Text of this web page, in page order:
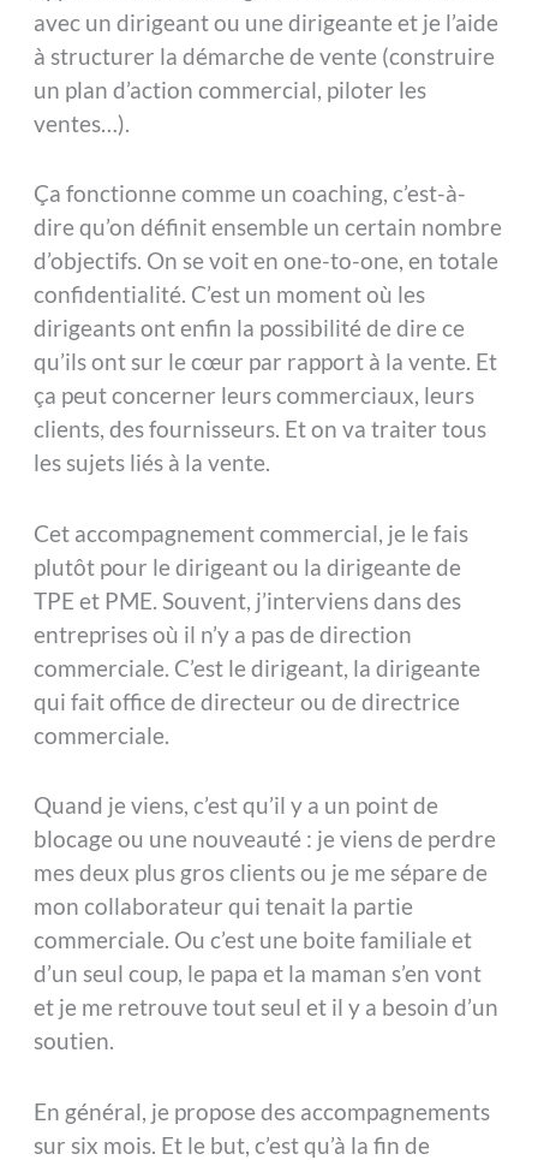
avec un dirigeant ou une dirigeante et je l’aide
à structurer la démarche de vente (construire
un plan d’action commercial, piloter les
ventes…).
Ça fonctionne comme un coaching, c’est-à-
dire qu’on définit ensemble un certain nombre
d’objectifs. On se voit en one-to-one, en totale
confidentialité. C’est un moment où les
dirigeants ont enfin la possibilité de dire ce
qu’ils ont sur le cœur par rapport à la vente. Et
ça peut concerner leurs commerciaux, leurs
clients, des fournisseurs. Et on va traiter tous
les sujets liés à la vente.
Cet accompagnement commercial, je le fais
plutôt pour le dirigeant ou la dirigeante de
TPE et PME. Souvent, j’interviens dans des
entreprises où il n’y a pas de direction
commerciale. C’est le dirigeant, la dirigeante
qui fait office de directeur ou de directrice
commerciale.
Quand je viens, c’est qu’il y a un point de
blocage ou une nouveauté : je viens de perdre
mes deux plus gros clients ou je me sépare de
mon collaborateur qui tenait la partie
commerciale. Ou c’est une boite familiale et
d’un seul coup, le papa et la maman s’en vont
et je me retrouve tout seul et il y a besoin d’un
soutien.
En général, je propose des accompagnements
sur six mois. Et le but, c’est qu’à la fin de